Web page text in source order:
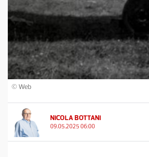
© Web
NICOLA BOTTANI
09.05.2025 06:00